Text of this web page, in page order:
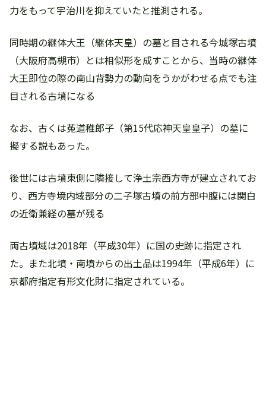
力をもって宇治川を抑えていたと推測される。
同時期の継体大王（継体天皇）の墓と目される今城塚古墳
（大阪府高槻市）とは相似形を成すことから、当時の継体
大王即位の際の南山背勢力の動向をうかがわせる点でも注
目される古墳になる
なお、古くは菟道稚郎子（第15代応神天皇皇子）の墓に
擬する説もあった。
後世には古墳東側に隣接して浄土宗西方寺が建立されてお
り、西方寺境内域部分の二子塚古墳の前方部中腹には関白
の近衛兼経の墓が残る
両古墳域は2018年（平成30年）に国の史跡に指定され
た。また北墳・南墳からの出土品は1994年（平成6年）に
京都府指定有形文化財に指定されている。